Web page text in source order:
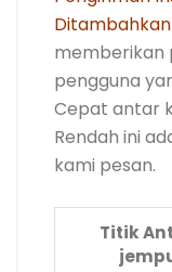
memberikan
pengguna
Cepat antar
Rendah ini
kami pesan.
Titik